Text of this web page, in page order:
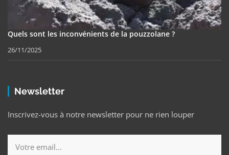
Quels sont les inconvénients de la pouzzolane ?
26/11/2025
Newsletter
Inscrivez-vous à notre newsletter pour ne rien louper